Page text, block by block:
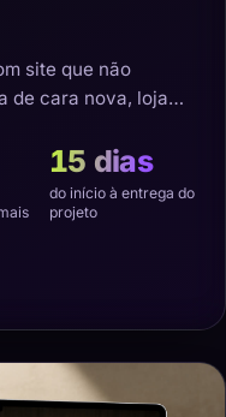
site que não
de cara nova, loja
15 dias
do início à entrega do
projeto